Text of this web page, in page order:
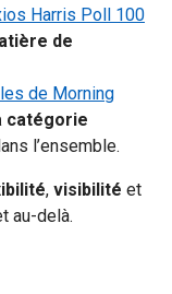
Harris Poll 100
de
de Morning
catégorie
l’ensemble.
, visibilité et
au-delà.